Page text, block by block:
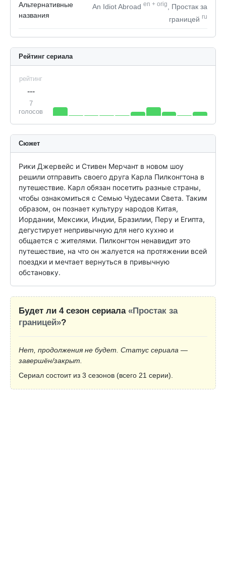
Альтернативные
названия
An Idiot Abroad en + orig
, Простак за
границей ru
Рейтинг сериала
рейтинг
---
7
голосов
Сюжет
Рики Джервейс и Стивен Мерчант в новом шоу
решили отправить своего друга Карла Пилконгтона в
путешествие. Карл обязан посетить разные страны,
чтобы ознакомиться с Семью Чудесами Света. Таким
образом, он познает культуру народов Китая,
Иордании, Мексики, Индии, Бразилии, Перу и Египта,
дегустирует непривычную для него кухню и
общается с жителями. Пилконгтон ненавидит это
путешествие, на что он жалуется на протяжении всей
поездки и мечтает вернуться в привычную
обстановку.
Будет ли 4 сезон сериала «Простак за
границей»?
Нет, продолжения не будет. Статус сериала —
завершён/закрыт.
Сериал состоит из 3 сезонов (всего 21 серии).